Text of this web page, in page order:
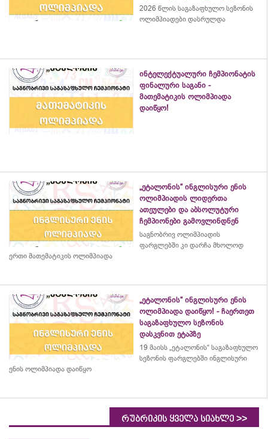
2026 წლის საგაზაფხულო სეზონის
ოლიმპიადები დასრულდა
ინტელექტუალური ჩემპიონატის
ფინალური საგანი -
მათემატიკის ოლიმპიადა
დაიწყო!
„ეტალონის“ ინგლისური ენის
ოლიმპიადის ლიდერთა
ათეულები და აბსოლუტური
ჩემპიონები გამოვლინდნენ
საგნობრივ ოლიმპიადის
ფარგლებში კი დარჩა მხოლოდ
ერთი მათემატიკის ოლიმპიადა
„ეტალონის“ ინგლისური ენის
ოლიმპიადა დაიწყო! - ჩაერთეთ
საგაზაფხულო სეზონის
დასკვნით ეტაპზე
19 მაისს „ეტალონის“ საგაზაფხულო
სეზონის ფარგლებში ინგლისური
ენის ოლიმპიადა დაიწყო
რუბრიკის ყველა სიახლე >>